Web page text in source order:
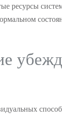
ресурсы